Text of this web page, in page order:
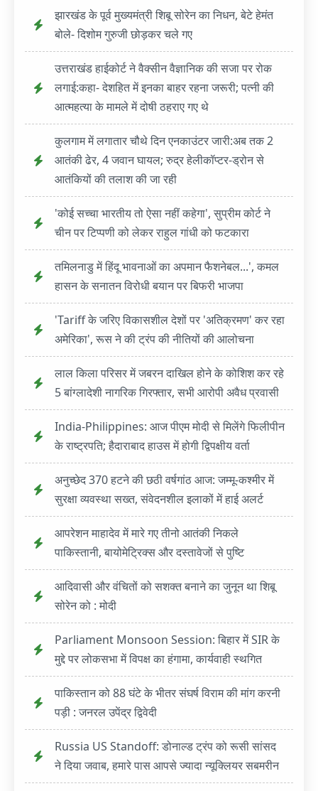
झारखंड के पूर्व मुख्यमंत्री शिबू सोरेन का निधन, बेटे हेमंत
बोले- दिशोम गुरुजी छोड़कर चले गए
उत्तराखंड हाईकोर्ट ने वैक्सीन वैज्ञानिक की सजा पर रोक
लगाई:कहा- देशहित में इनका बाहर रहना जरूरी; पत्नी की
आत्महत्या के मामले में दोषी ठहराए गए थे
कुलगाम में लगातार चौथे दिन एनकाउंटर जारी:अब तक 2
आतंकी ढेर, 4 जवान घायल; रुद्र हेलीकॉप्टर-ड्रोन से
आतंकियों की तलाश की जा रही
'कोई सच्चा भारतीय तो ऐसा नहीं कहेगा', सुप्रीम कोर्ट ने
चीन पर टिप्पणी को लेकर राहुल गांधी को फटकारा
तमिलनाडु में हिंदू भावनाओं का अपमान फैशनेबल...', कमल
हासन के सनातन विरोधी बयान पर बिफरी भाजपा
'Tariff के जरिए विकासशील देशों पर 'अतिक्रमण' कर रहा
अमेरिका', रूस ने की ट्रंप की नीतियों की आलोचना
लाल किला परिसर में जबरन दाखिल होने के कोशिश कर रहे
5 बांग्लादेशी नागरिक गिरफ्तार, सभी आरोपी अवैध प्रवासी
India-Philippines: आज पीएम मोदी से मिलेंगे फिलीपीन
के राष्ट्रपति; हैदाराबाद हाउस में होगी द्विपक्षीय वर्ता
अनुच्छेद 370 हटने की छठी वर्षगांठ आज: जम्मू-कश्मीर में
सुरक्षा व्यवस्था सख्त, संवेदनशील इलाकों में हाई अलर्ट
आपरेशन माहादेव में मारे गए तीनो आतंकी निकले
पाकिस्तानी, बायोमेट्रिक्स और दस्तावेजों से पुष्टि
आदिवासी और वंचितों को सशक्त बनाने का जुनून था शिबू
सोरेन को : मोदी
Parliament Monsoon Session: बिहार में SIR के
मुद्दे पर लोकसभा में विपक्ष का हंगामा, कार्यवाही स्थगित
पाकिस्तान को 88 घंटे के भीतर संघर्ष विराम की मांग करनी
पड़ी : जनरल उपेंद्र द्विवेदी
Russia US Standoff: डोनाल्ड ट्रंप को रूसी सांसद
ने दिया जवाब, हमारे पास आपसे ज्यादा न्यूक्लियर सबमरीन